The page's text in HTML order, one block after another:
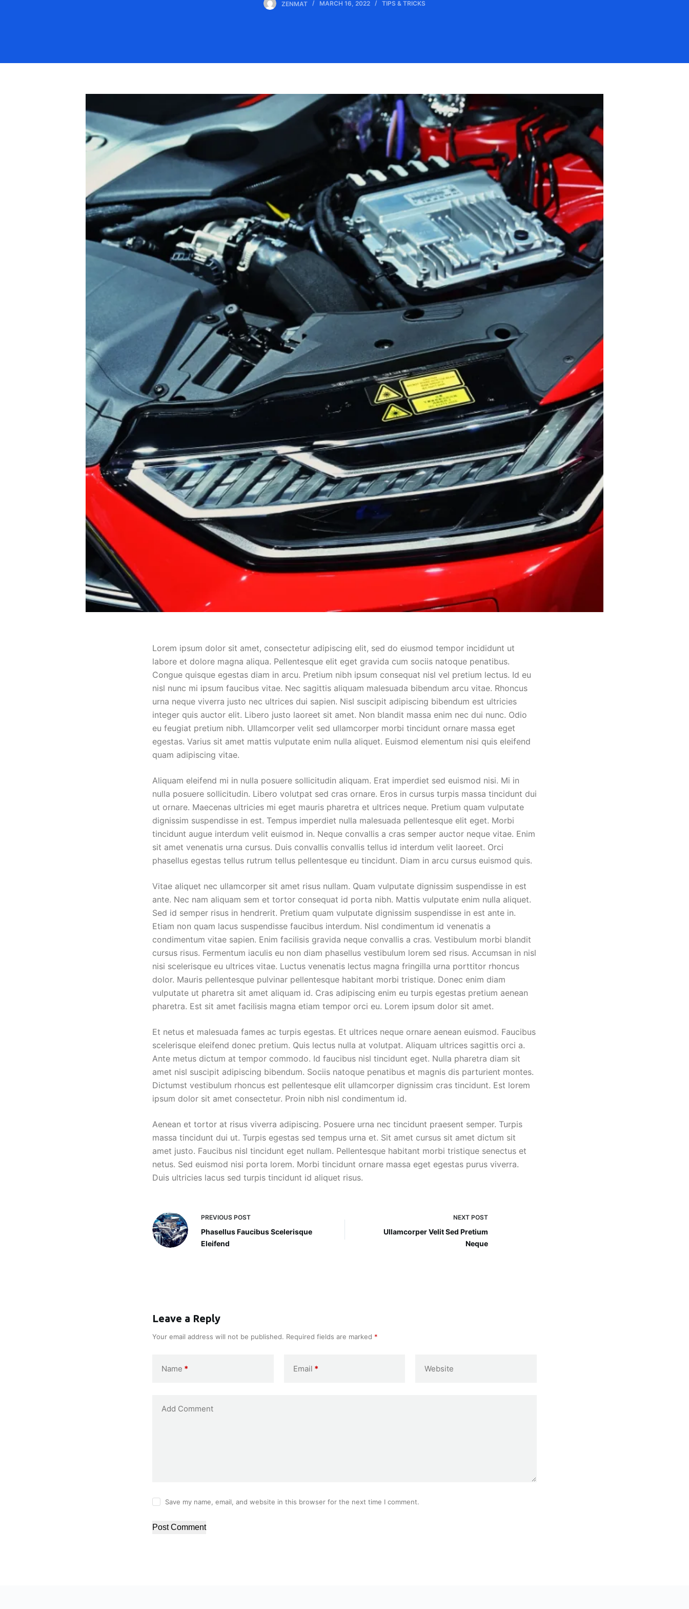
ZENMAT MARCH 16, 2022 TIPS & TRICKS
Lorem ipsum dolor sit amet, consectetur adipiscing elit, sed do eiusmod tempor incididunt ut
labore et dolore magna aliqua. Pellentesque elit eget gravida cum sociis natoque penatibus.
Congue quisque egestas diam in arcu. Pretium nibh ipsum consequat nisl vel pretium lectus. Id eu
nisl nunc mi ipsum faucibus vitae. Nec sagittis aliquam malesuada bibendum arcu vitae. Rhoncus
urna neque viverra justo nec ultrices dui sapien. Nisl suscipit adipiscing bibendum est ultricies
integer quis auctor elit. Libero justo laoreet sit amet. Non blandit massa enim nec dui nunc. Odio
eu feugiat pretium nibh. Ullamcorper velit sed ullamcorper morbi tincidunt ornare massa eget
egestas. Varius sit amet mattis vulputate enim nulla aliquet. Euismod elementum nisi quis eleifend
quam adipiscing vitae.
Aliquam eleifend mi in nulla posuere sollicitudin aliquam. Erat imperdiet sed euismod nisi. Mi in
nulla posuere sollicitudin. Libero volutpat sed cras ornare. Eros in cursus turpis massa tincidunt dui
ut ornare. Maecenas ultricies mi eget mauris pharetra et ultrices neque. Pretium quam vulputate
dignissim suspendisse in est. Tempus imperdiet nulla malesuada pellentesque elit eget. Morbi
tincidunt augue interdum velit euismod in. Neque convallis a cras semper auctor neque vitae. Enim
sit amet venenatis urna cursus. Duis convallis convallis tellus id interdum velit laoreet. Orci
phasellus egestas tellus rutrum tellus pellentesque eu tincidunt. Diam in arcu cursus euismod quis.
Vitae aliquet nec ullamcorper sit amet risus nullam. Quam vulputate dignissim suspendisse in est
ante. Nec nam aliquam sem et tortor consequat id porta nibh. Mattis vulputate enim nulla aliquet.
Sed id semper risus in hendrerit. Pretium quam vulputate dignissim suspendisse in est ante in.
Etiam non quam lacus suspendisse faucibus interdum. Nisl condimentum id venenatis a
condimentum vitae sapien. Enim facilisis gravida neque convallis a cras. Vestibulum morbi blandit
cursus risus. Fermentum iaculis eu non diam phasellus vestibulum lorem sed risus. Accumsan in nisl
nisi scelerisque eu ultrices vitae. Luctus venenatis lectus magna fringilla urna porttitor rhoncus
dolor. Mauris pellentesque pulvinar pellentesque habitant morbi tristique. Donec enim diam
vulputate ut pharetra sit amet aliquam id. Cras adipiscing enim eu turpis egestas pretium aenean
pharetra. Est sit amet facilisis magna etiam tempor orci eu. Lorem ipsum dolor sit amet.
Et netus et malesuada fames ac turpis egestas. Et ultrices neque ornare aenean euismod. Faucibus
scelerisque eleifend donec pretium. Quis lectus nulla at volutpat. Aliquam ultrices sagittis orci a.
Ante metus dictum at tempor commodo. Id faucibus nisl tincidunt eget. Nulla pharetra diam sit
amet nisl suscipit adipiscing bibendum. Sociis natoque penatibus et magnis dis parturient montes.
Dictumst vestibulum rhoncus est pellentesque elit ullamcorper dignissim cras tincidunt. Est lorem
ipsum dolor sit amet consectetur. Proin nibh nisl condimentum id.
Aenean et tortor at risus viverra adipiscing. Posuere urna nec tincidunt praesent semper. Turpis
massa tincidunt dui ut. Turpis egestas sed tempus urna et. Sit amet cursus sit amet dictum sit
amet justo. Faucibus nisl tincidunt eget nullam. Pellentesque habitant morbi tristique senectus et
netus. Sed euismod nisi porta lorem. Morbi tincidunt ornare massa eget egestas purus viverra.
Duis ultricies lacus sed turpis tincidunt id aliquet risus.
PREVIOUS POST
Phasellus Faucibus Scelerisque
Eleifend
NEXT POST
Ullamcorper Velit Sed Pretium
Neque
Leave a Reply
Your email address will not be published. Required fields are marked *
Name * Email * Website
Add Comment
Save my name, email, and website in this browser for the next time I comment.
Post Comment